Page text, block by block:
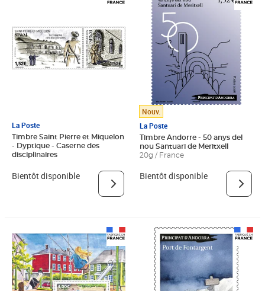
La Poste
Timbre Saint Pierre et Miquelon
- Dyptique - Caserne des
disciplinaires
Bientôt disponible
Nouv.
La Poste
Timbre Andorre - 50 anys del
nou Santuari de Meritxell
20g / France
Bientôt disponible